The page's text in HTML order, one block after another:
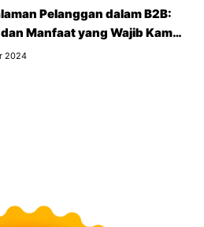
Pelanggan dalam B2B:
Manfaat yang Wajib Kamu
2024